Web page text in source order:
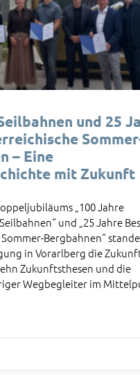
und 25
– Eine
mit Zukunft
„100 Jahre
und „25 Jahre
Bergbahnen“
in Vorarlberg die
Zukunftsthesen und die
Wegbegleiter im